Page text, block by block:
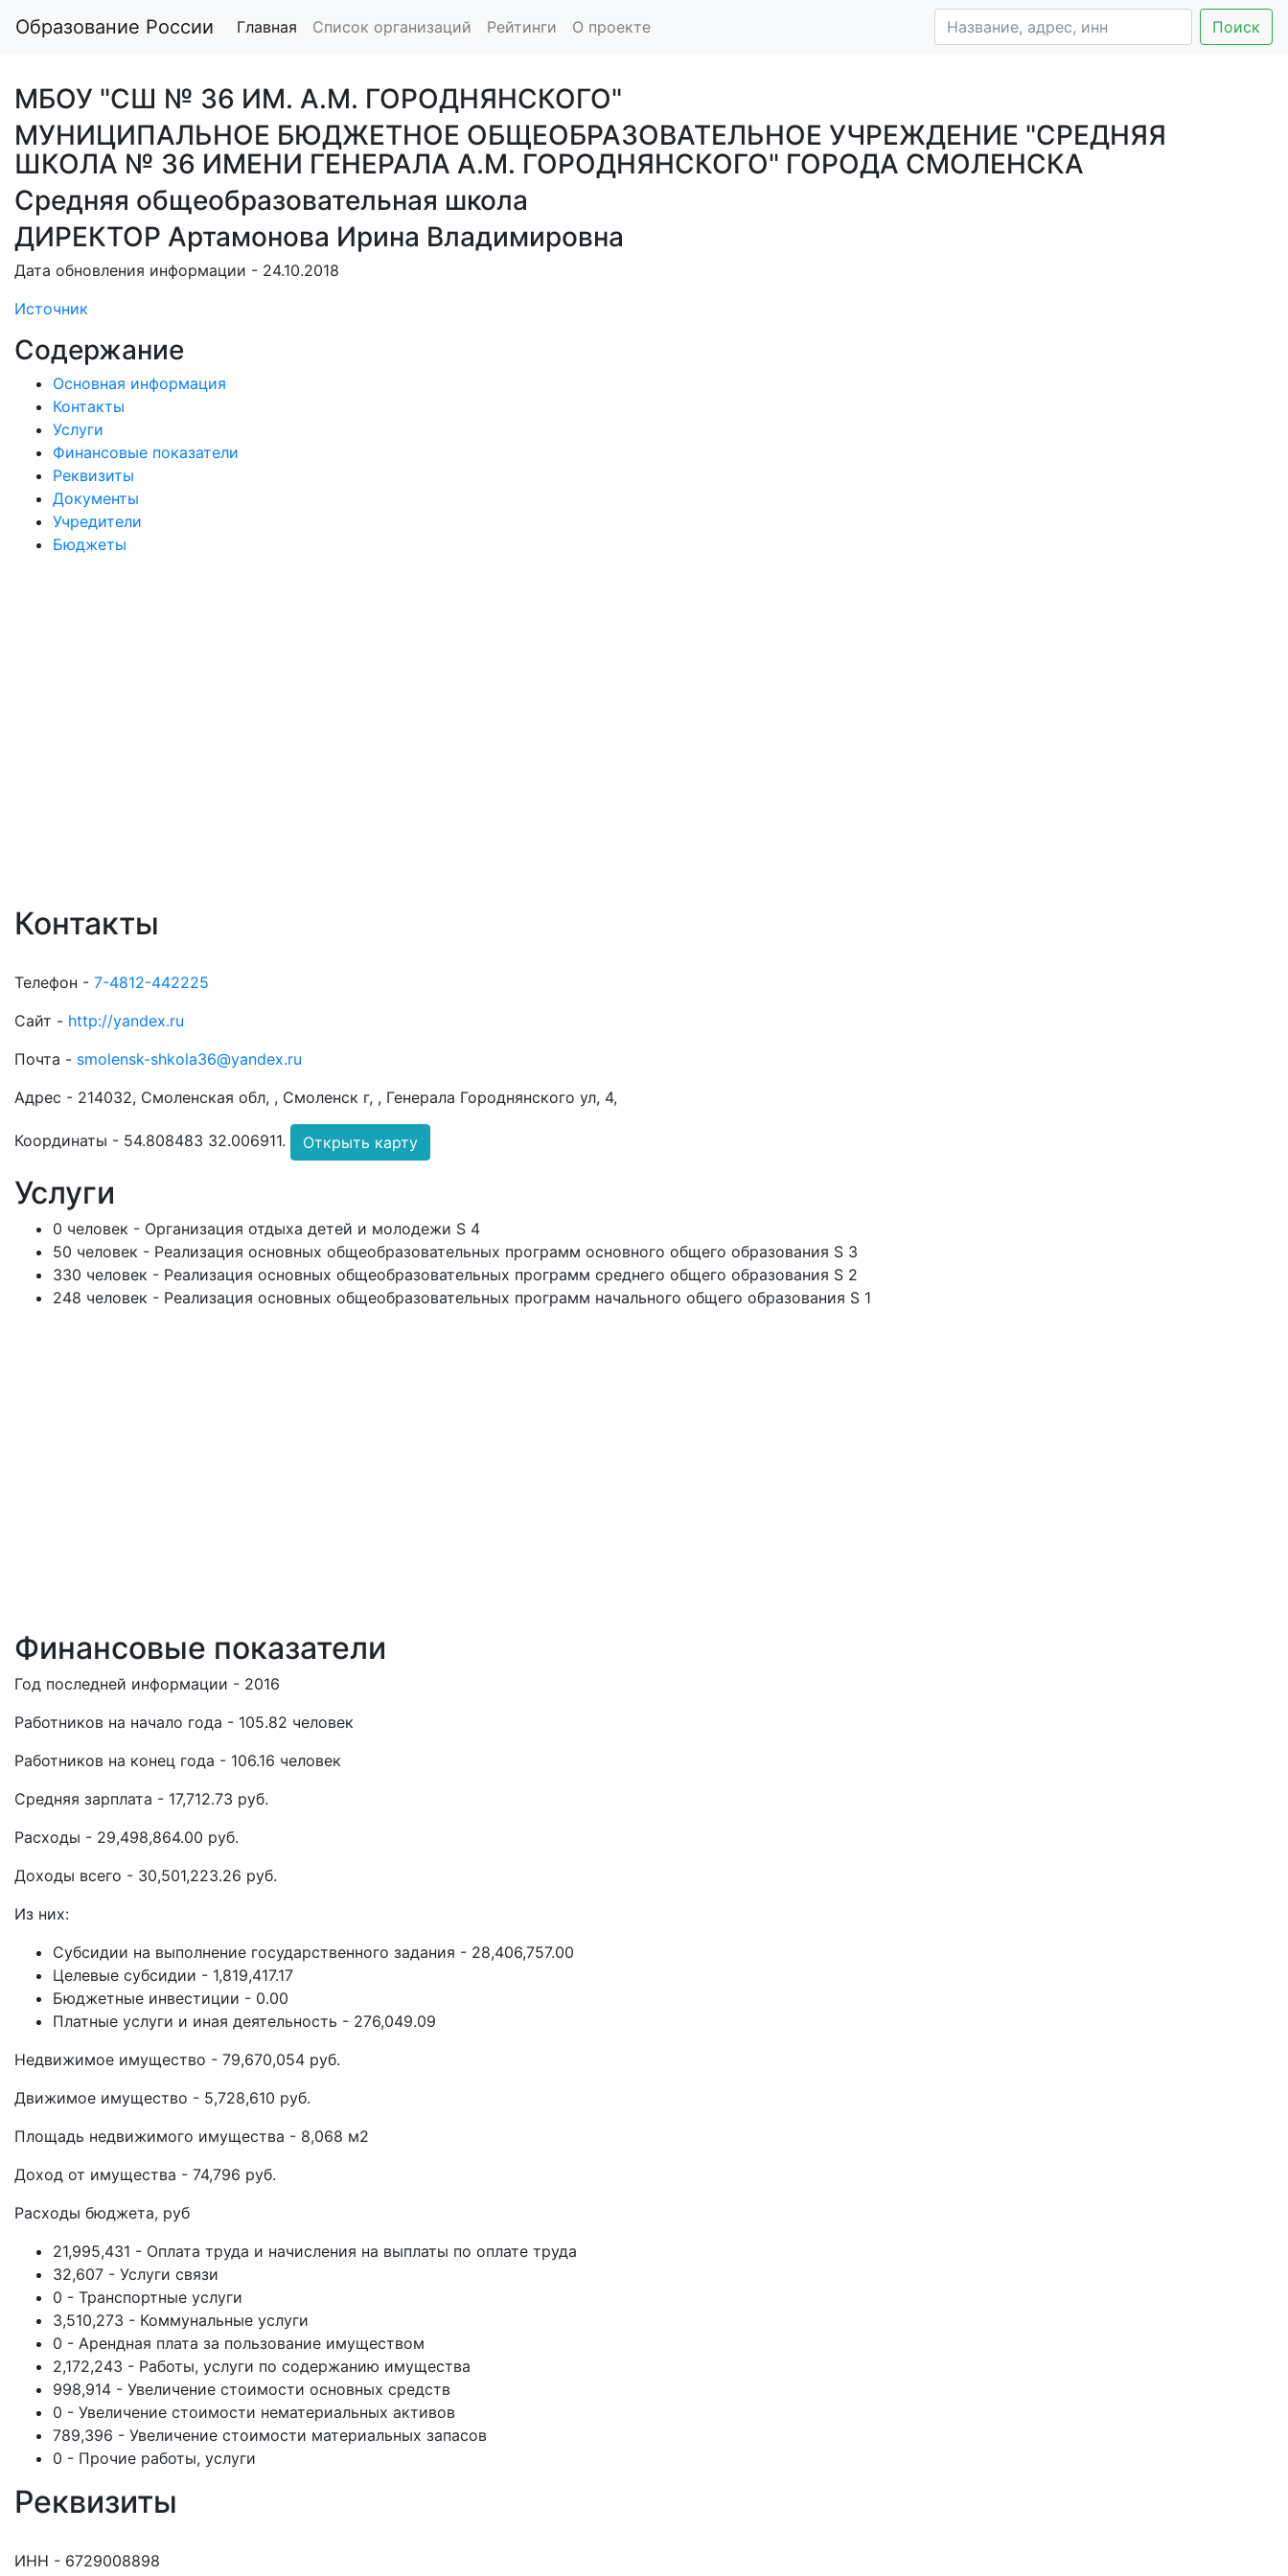
Образование России Главная Список организаций Рейтинги О проекте Поиск
МБОУ "СШ № 36 ИМ. А.М. ГОРОДНЯНСКОГО"
МУНИЦИПАЛЬНОЕ БЮДЖЕТНОЕ ОБЩЕОБРАЗОВАТЕЛЬНОЕ УЧРЕЖДЕНИЕ "СРЕДНЯЯ
ШКОЛА № 36 ИМЕНИ ГЕНЕРАЛА А.М. ГОРОДНЯНСКОГО" ГОРОДА СМОЛЕНСКА
Средняя общеобразовательная школа
ДИРЕКТОР Артамонова Ирина Владимировна
Дата обновления информации - 24.10.2018
Источник
Содержание
Основная информация
Контакты
Услуги
Финансовые показатели
Реквизиты
Документы
Учредители
Бюджеты
Контакты
Телефон - 7-4812-442225
Сайт - http://yandex.ru
Почта - smolensk-shkola36@yandex.ru
Адрес - 214032, Смоленская обл, , Смоленск г, , Генерала Городнянского ул, 4,
Координаты - 54.808483 32.006911. Открыть карту
Услуги
0 человек - Организация отдыха детей и молодежи S 4
50 человек - Реализация основных общеобразовательных программ основного общего образования S 3
330 человек - Реализация основных общеобразовательных программ среднего общего образования S 2
248 человек - Реализация основных общеобразовательных программ начального общего образования S 1
Финансовые показатели
Год последней информации - 2016
Работников на начало года - 105.82 человек
Работников на конец года - 106.16 человек
Средняя зарплата - 17,712.73 руб.
Расходы - 29,498,864.00 руб.
Доходы всего - 30,501,223.26 руб.
Из них:
Субсидии на выполнение государственного задания - 28,406,757.00
Целевые субсидии - 1,819,417.17
Бюджетные инвестиции - 0.00
Платные услуги и иная деятельность - 276,049.09
Недвижимое имущество - 79,670,054 руб.
Движимое имущество - 5,728,610 руб.
Площадь недвижимого имущества - 8,068 м2
Доход от имущества - 74,796 руб.
Расходы бюджета, руб
21,995,431 - Оплата труда и начисления на выплаты по оплате труда
32,607 - Услуги связи
0 - Транспортные услуги
3,510,273 - Коммунальные услуги
0 - Арендная плата за пользование имуществом
2,172,243 - Работы, услуги по содержанию имущества
998,914 - Увеличение стоимости основных средств
0 - Увеличение стоимости нематериальных активов
789,396 - Увеличение стоимости материальных запасов
0 - Прочие работы, услуги
Реквизиты
ИНН - 6729008898